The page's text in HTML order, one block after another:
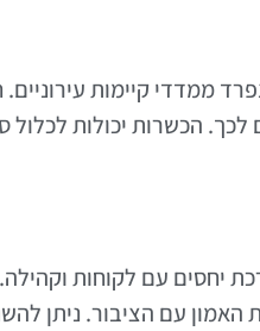
ממדדי קיימות
לכך. הכשרות יכולות לכלול
יחסים עם לקוחות
האמון עם הציבור. ניתן